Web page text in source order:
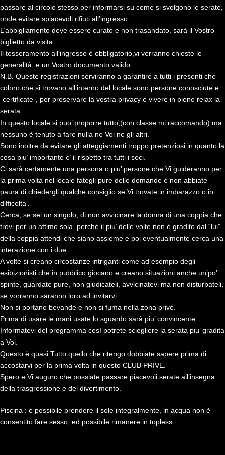
passare al circolo stesso per informarsi su come si svolgono le serate,
onde evitare spiacevoli rifiuti all’ingresso.
L’abbigliamento deve essere curato e non trasandato, sarà il Vostro
biglietto da visita.
Il tesseramento all’ingresso è obbligatorio,vi verranno chieste le
generalità, e un Vostro documento valido.
N.B. Queste registrazioni serviranno a garantire a tutti i presenti che
coloro che si trovano all’interno del locale sono persone conosciute e
”certificate”, per preservare la vostra privacy e vivere in pieno relax la
serata.
In questo locale si puo’ proporre tutto,(con classe mi raccomando) ma
nessuno è tenuto a fare nulla ne Voi ne gli altri.
Sono inoltre da evitare gli atteggiamenti troppo pretenziosi in quanto la
cosa piu’ importante e’ il rispetto tra tutti i soci.
Ci sarà certamente una persona o piu’ persone che Vi guideranno per
la prima volta nel locale fategli pure delle domande e non abbiate
paura di chiedergli qualche consiglio se Vi trovate in imbarazzo o in
difficolta’.
Cerca, se sei un singolo, di non avvicinare la donna di una coppia che
trovi per un attimo sola, perchè il piu’ delle volte non è gradito dal “lui”
della coppia attendi che siano assieme e poi eventualmente cerca una
interazione con i due.
A volte si creano circostanze intriganti come ad esempio degli
esibizionisti che in pubblico giocano e creano situazioni anche un’po’
spinte, guardate pure, non giudicateli, avvicinatevi ma non disturbateli,
se vorranno saranno loro ad invitarvi.
Non si portano bevande e non si fuma nella zona privè.
Prima di usare le mani usate lo sguardo sarà piu’ convincente.
Informatevi del programma così potrete sciegliere la serata piu’ gradita
a Voi.
Questo è quasi Tutto quello che ritengo dobbiate sapere prima di
accostarvi per la prima volta in questo CLUB PRIVE.
Spero e Vi auguro che possiate passare piacevoli serate all’insegna
della trasgressione e del divertimento.
Piscina : è possibile prendere il sole integralmente, in acqua non è
consentito fare sesso, ed possibile rimanere in topless